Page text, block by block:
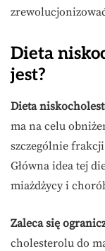
Dieta
jest?
Dieta
ma na celu
szczególnie frakcji
Główna idea tej
miażdżycy i
Zaleca się
cholesterolu do